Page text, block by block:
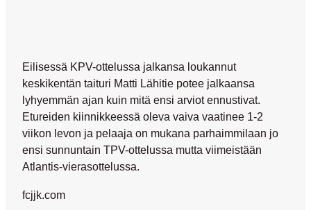
Eilisessä KPV-ottelussa jalkansa loukannut
keskikentän taituri Matti Lähitie potee jalkaansa
lyhyemmän ajan kuin mitä ensi arviot ennustivat.
Etureiden kiinnikkeessä oleva vaiva vaatinee 1-2
viikon levon ja pelaaja on mukana parhaimmilaan jo
ensi sunnuntain TPV-ottelussa mutta viimeistään
Atlantis-vierasottelussa.
fcjjk.com